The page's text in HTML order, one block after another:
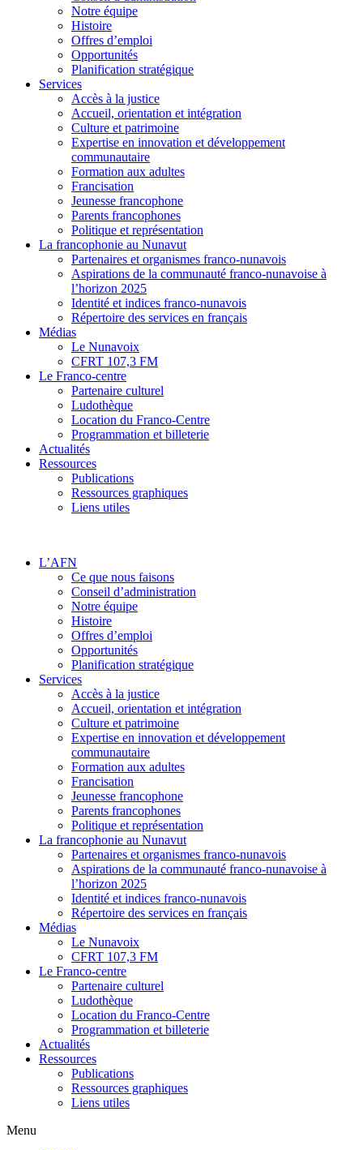
Notre équipe
Histoire
Offres d’emploi
Opportunités
Planification stratégique
Services
Accès à la justice
Accueil, orientation et intégration
Culture et patrimoine
Expertise en innovation et développement
communautaire
Formation aux adultes
Francisation
Jeunesse francophone
Parents francophones
Politique et représentation
La francophonie au Nunavut
Partenaires et organismes franco-nunavois
Aspirations de la communauté franco-nunavoise à
l’horizon 2025
Identité et indices franco-nunavois
Répertoire des services en français
Médias
Le Nunavoix
CFRT 107,3 FM
Le Franco-centre
Partenaire culturel
Ludothèque
Location du Franco-Centre
Programmation et billeterie
Actualités
Ressources
Publications
Ressources graphiques
Liens utiles
L’AFN
Ce que nous faisons
Conseil d’administration
Notre équipe
Histoire
Offres d’emploi
Opportunités
Planification stratégique
Services
Accès à la justice
Accueil, orientation et intégration
Culture et patrimoine
Expertise en innovation et développement
communautaire
Formation aux adultes
Francisation
Jeunesse francophone
Parents francophones
Politique et représentation
La francophonie au Nunavut
Partenaires et organismes franco-nunavois
Aspirations de la communauté franco-nunavoise à
l’horizon 2025
Identité et indices franco-nunavois
Répertoire des services en français
Médias
Le Nunavoix
CFRT 107,3 FM
Le Franco-centre
Partenaire culturel
Ludothèque
Location du Franco-Centre
Programmation et billeterie
Actualités
Ressources
Publications
Ressources graphiques
Liens utiles
Menu